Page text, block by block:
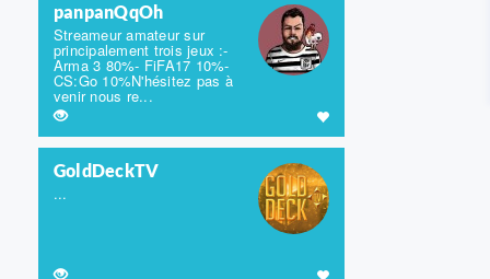
panpanQqOh
Streameur amateur sur
principalement trois jeux :-
Arma 3 80%- FiFA17 10%-
CS:Go 10%N'hésitez pas à
venir nous re...
GoldDeckTV
...